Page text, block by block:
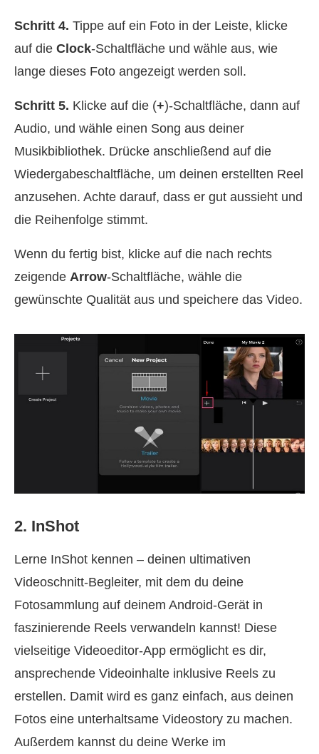
Schritt 4. Tippe auf ein Foto in der Leiste, klicke
auf die Clock-Schaltfläche und wähle aus, wie
lange dieses Foto angezeigt werden soll.
Schritt 5. Klicke auf die (+)-Schaltfläche, dann auf
Audio, und wähle einen Song aus deiner
Musikbibliothek. Drücke anschließend auf die
Wiedergabeschaltfläche, um deinen erstellten Reel
anzusehen. Achte darauf, dass er gut aussieht und
die Reihenfolge stimmt.
Wenn du fertig bist, klicke auf die nach rechts
zeigende Arrow-Schaltfläche, wähle die
gewünschte Qualität aus und speichere das Video.
2. InShot
Lerne InShot kennen – deinen ultimativen
Videoschnitt‑Begleiter, mit dem du deine
Fotosammlung auf deinem Android‑Gerät in
faszinierende Reels verwandeln kannst! Diese
vielseitige Videoeditor‑App ermöglicht es dir,
ansprechende Videoinhalte inklusive Reels zu
erstellen. Damit wird es ganz einfach, aus deinen
Fotos eine unterhaltsame Videostory zu machen.
Außerdem kannst du deine Werke im